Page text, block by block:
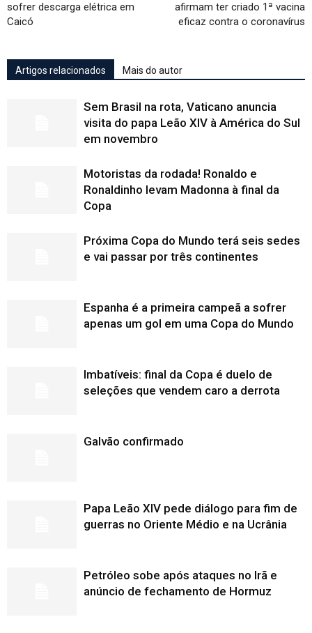
sofrer descarga elétrica em
Caicó
afirmam ter criado 1ª vacina
eficaz contra o coronavírus
Artigos relacionados Mais do autor
Sem Brasil na rota, Vaticano anuncia
visita do papa Leão XIV à América do Sul
em novembro
Motoristas da rodada! Ronaldo e
Ronaldinho levam Madonna à final da
Copa
Próxima Copa do Mundo terá seis sedes
e vai passar por três continentes
Espanha é a primeira campeã a sofrer
apenas um gol em uma Copa do Mundo
Imbatíveis: final da Copa é duelo de
seleções que vendem caro a derrota
Galvão confirmado
Papa Leão XIV pede diálogo para fim de
guerras no Oriente Médio e na Ucrânia
Petróleo sobe após ataques no Irã e
anúncio de fechamento de Hormuz